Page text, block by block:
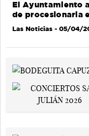
El Ayuntamiento
de procesionaria
Las Noticias - 05/04/